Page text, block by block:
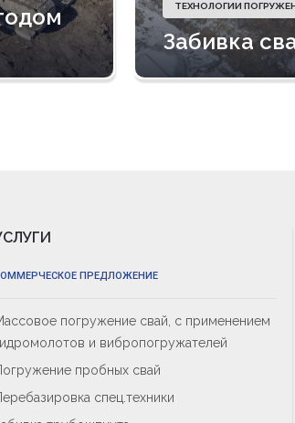
ТЕХНОЛОГИИ
Забивка
ПРЕДЛОЖЕНИЕ
погружение свай, с применением
и вибропогружателей
пробных свай
спец.техники